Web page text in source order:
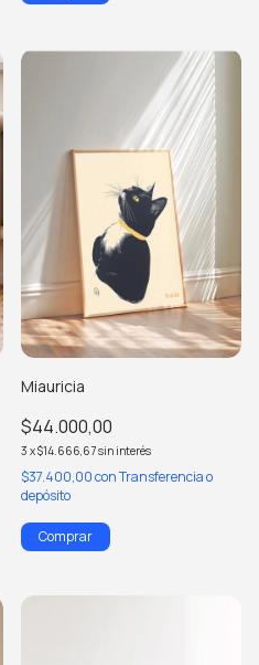
Miauricia
$44.000,00
3 x$14.666,67sin interés
$37.400,00conTransferencia o
depósito
Comprar